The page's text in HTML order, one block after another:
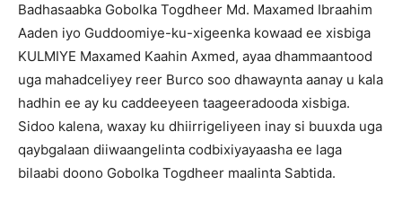
Badhasaabka Gobolka Togdheer Md. Maxamed Ibraahim
Aaden iyo Guddoomiye-ku-xigeenka kowaad ee xisbiga
KULMIYE Maxamed Kaahin Axmed, ayaa dhammaantood
uga mahadceliyey reer Burco soo dhawaynta aanay u kala
hadhin ee ay ku caddeeyeen taageeradooda xisbiga.
Sidoo kalena, waxay ku dhiirrigeliyeen inay si buuxda uga
qaybgalaan diiwaangelinta codbixiyayaasha ee laga
bilaabi doono Gobolka Togdheer maalinta Sabtida.